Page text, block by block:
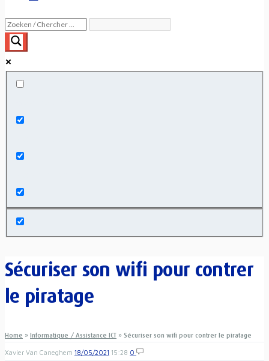
Sécuriser son wifi pour contrer
le piratage
Home » Informatique / Assistance ICT » Sécuriser son wifi pour contrer le piratage
Xavier Van Caneghem 18/05/2021 15:28 0